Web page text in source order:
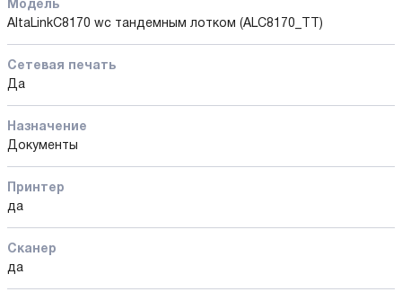
Модель
AltaLinkC8170 wс тандемным лотком (ALC8170_TT)
Сетевая печать
Да
Назначение
Документы
Принтер
да
Сканер
да